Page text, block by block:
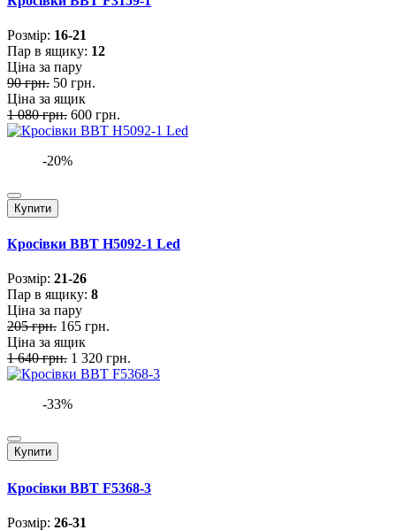
Розмiр: 16-21
Пар в ящику: 12
Ціна за пару
90 грн. 50 грн.
Ціна за ящик
1 080 грн. 600 грн.
-20%
Купити
Кросівки BBT H5092-1 Led
Розмiр: 21-26
Пар в ящику: 8
Ціна за пару
205 грн. 165 грн.
Ціна за ящик
1 640 грн. 1 320 грн.
-33%
Купити
Кросівки BBT F5368-3
Розмiр: 26-31